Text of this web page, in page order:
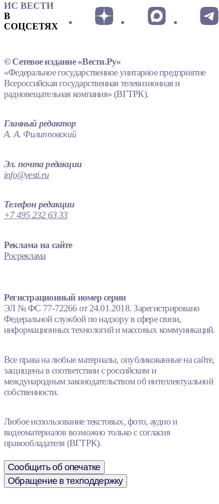
ИС ВЕСТИ
В
СОЦСЕТЯХ
© Сетевое издание «Вести.Ру»
«Федеральное государственное унитарное предприятие
Всероссийская государственная телевизионная и
радиовещательная компания» (ВГТРК).
Главный редактор
А. А. Филипповский
Эл. почта редакции
info@vesti.ru
Телефон редакции
+7 495 232 63 33
Реклама на сайте
Росреклама
Регистрационный номер серии
ЭЛ № ФС 77-72266 от 24.01.2018. Зарегистрировано
Федеральной службой по надзору в сфере связи,
информационных технологий и массовых коммуникаций.
Все права на любые материалы, опубликованные на сайте,
защищены в соответствии с российским и
международным законодательством об интеллектуальной
собственности.
Любое использование текстовых, фото, аудио и
видеоматериалов возможно только с согласия
правообладателя (ВГТРК).
Сообщить об опечатке
Обращение в техподдержку